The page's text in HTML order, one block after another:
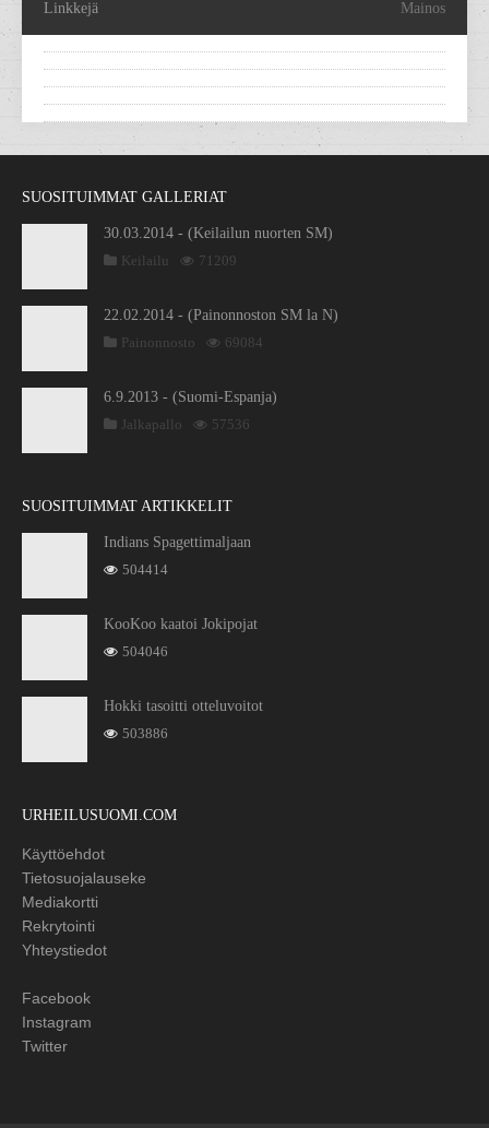
Linkkejä Mainos
SUOSITUIMMAT GALLERIAT
30.03.2014 - (Keilailun nuorten SM)
Keilailu
71209
22.02.2014 - (Painonnoston SM la N)
Painonnosto
69084
6.9.2013 - (Suomi-Espanja)
Jalkapallo
57536
SUOSITUIMMAT ARTIKKELIT
Indians Spagettimaljaan
504414
KooKoo kaatoi Jokipojat
504046
Hokki tasoitti otteluvoitot
503886
URHEILUSUOMI.COM
Käyttöehdot
Tietosuojalauseke
Mediakortti
Rekrytointi
Yhteystiedot
Facebook
Instagram
Twitter